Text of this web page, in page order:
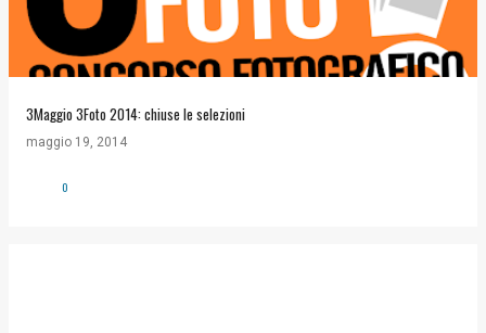
3Maggio 3Foto 2014: chiuse le selezioni
maggio 19, 2014
0